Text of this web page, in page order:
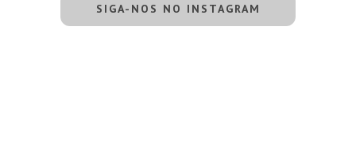
SIGA-NOS NO INSTAGRAM